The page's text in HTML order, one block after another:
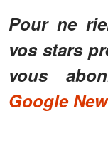
Pour ne
vos stars
vous
Google